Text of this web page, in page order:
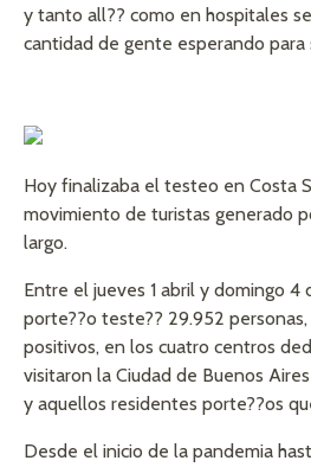
y tanto all?? como en hospitales
cantidad de gente esperando para
Hoy finalizaba el testeo en Costa
movimiento de turistas generado
largo.
Entre el jueves 1 abril y domingo 4
porte??o teste?? 29.952
positivos, en los cuatro centros
visitaron la Ciudad de Buenos
y aquellos residentes porte??os
Desde el inicio de la pandemia